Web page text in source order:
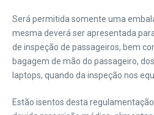
Será permitida somente uma
mesma deverá ser apresentada
de inspeção de passageiros, bem
bagagem de mão do passageiro,
laptops, quando da inspeção nos
Estão isentos desta